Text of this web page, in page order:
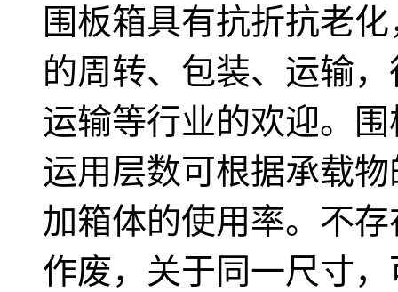
围板箱具有抗折抗老
的周转、包装、运输
运输等行业的欢迎。
运用层数可根据承载
加箱体的使用率。不
作废，关于同一尺寸